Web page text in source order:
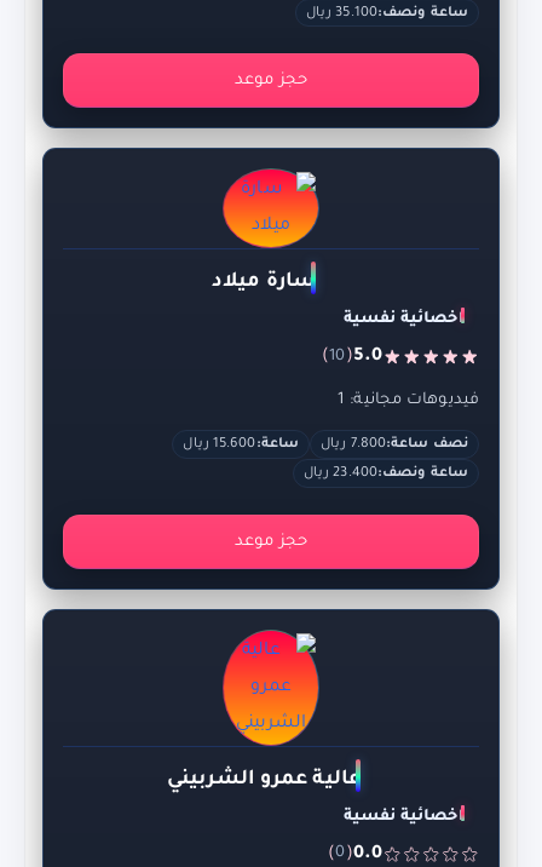
ساعة ونصف:35.100 ريال
حجز موعد
سارة ميلاد
اخصائية نفسية
5.0
(
10
)
فيديوهات مجانية: 1
نصف ساعة:7.800 ريال ساعة:15.600 ريال
ساعة ونصف:23.400 ريال
حجز موعد
عالية عمرو الشربيني
اخصائية نفسية
0.0
(
0
)